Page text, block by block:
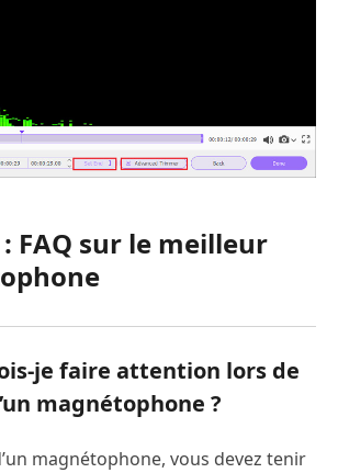
FAQ sur le meilleur
je faire attention lors de
magnétophone ?
magnétophone, vous devez tenir